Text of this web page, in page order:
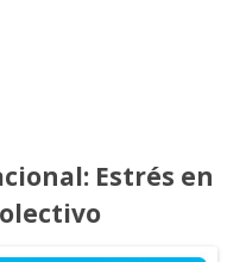
Estrés en